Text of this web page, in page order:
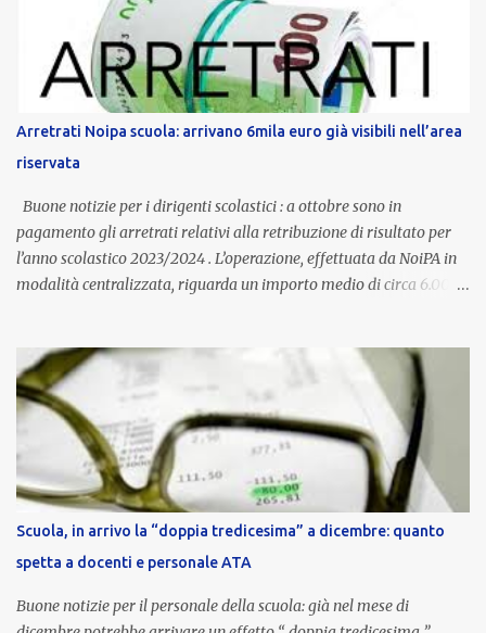
normativa nazionale e con l’obiettivo di offrire maggiore tutela e
supporto in situazioni delicate. L’indennità provinciale per i docenti
è un unicum in Italia: si tratta di una misura esclusiva della
Provincia autonoma di Bolzano, che integra in maniera stabile lo
stipendio nazionale grazie alle prerogative garantite
dall’autonomia locale. Non è un bonus temporaneo né un
compenso accessorio, ma una voce strutturale di retribuzione,
aggiornata periodicamente in base al cost...
Arretrati Noipa scuola: arrivano 6mila euro già visibili nell’area
riservata
Buone notizie per i dirigenti scolastici : a ottobre sono in
pagamento gli arretrati relativi alla retribuzione di risultato per
l’anno scolastico 2023/2024 . L’operazione, effettuata da NoiPA in
modalità centralizzata, riguarda un importo medio di circa 6.000
ordinaria di ottobre . Cos’è la retribuzione di risultato La
retribuzione di risultato rappresenta la parte variabile dello
stipendio dei dirigenti scolastici. Viene corrisposta per valorizzare
la qualità dell’attività svolta, la gestione delle risorse e il
raggiungimento degli obiettivi fissati dal Ministero dell’Istruzione
e del Merito (MIM) . Per l’anno scolastico 2023/2024, il MIM ha
completato la procedura di valutazione e trasmesso i dati a NoiPA,
che ha poi disposto la liquidazione automatica in busta paga . Gli
importi e le trattenute L’importo medio lordo riconosciuto è di 6....
Scuola, in arrivo la “doppia tredicesima” a dicembre: quanto
spetta a docenti e personale ATA
Buone notizie per il personale della scuola: già nel mese di